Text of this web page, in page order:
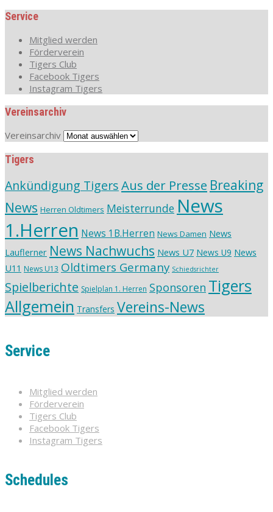
Service
Mitglied werden
Förderverein
Tigers Club
Facebook Tigers
Instagram Tigers
Vereinsarchiv
Vereinsarchiv
Tigers
Ankündigung TigersAus der Presse Breaking
News Herren Oldtimers Meisterrunde News
1.Herren News 1B.Herren News Damen News
Lauflerner News Nachwuchs News U7 News U9 News
U11 News U13 Oldtimers Germany Schiedsrichter
Spielberichte Spielplan 1. Herren Sponsoren Tigers
Allgemein Transfers Vereins-News
Service
Mitglied werden
Förderverein
Tigers Club
Facebook Tigers
Instagram Tigers
Schedules